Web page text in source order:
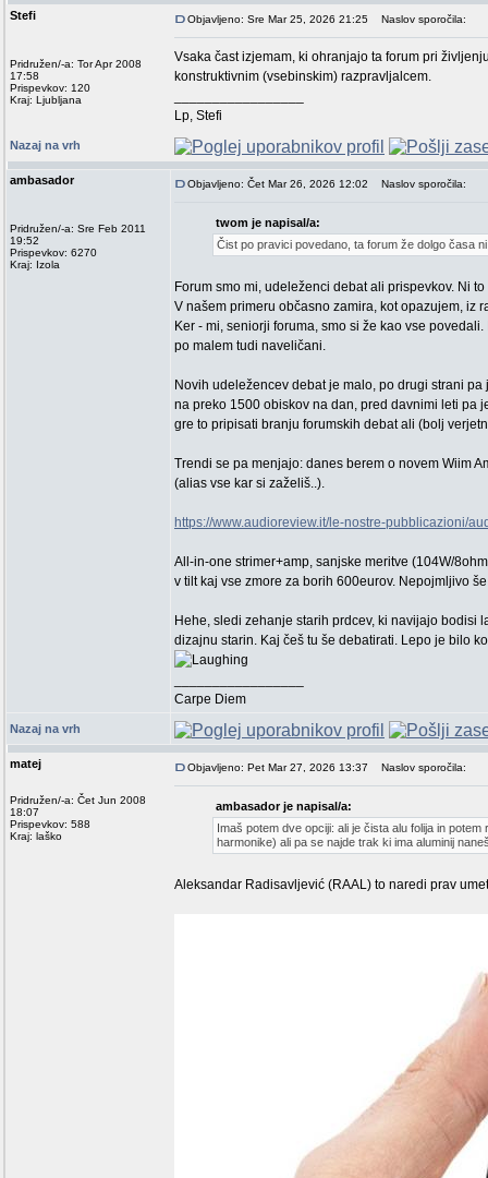
Stefi
Pridružen/-a: Tor Apr 2008
17:58
Prispevkov: 120
Kraj: Ljubljana
Objavljeno: Sre Mar 25, 2026 21:25 Naslov sporočila:
Vsaka čast izjemam, ki ohranjajo ta forum pri
konstruktivnim (vsebinskim) razpravljalcem.
Lp, Stefi
Nazaj na vrh
ambasador
Pridružen/-a: Sre Feb 2011
19:52
Prispevkov: 6270
Kraj: Izola
Objavljeno: Čet Mar 26, 2026 12:02 Naslov sporočila:
twom je napisal/a:
Čist po pravici povedano, ta forum že dolgo časa
Forum smo mi, udeleženci debat ali prispevkov. Ni
V našem primeru občasno zamira, kot opazujem, iz
Ker - mi, seniorji foruma, smo si že kao vse
po malem tudi naveličani.
Novih udeležencev debat je malo, po drugi strani
na preko 1500 obiskov na dan, pred davnimi leti pa
gre to pripisati branju forumskih debat ali (bolj
Trendi se pa menjajo: danes berem o novem Wiim
(alias vse kar si zaželiš..).
https://www.audioreview.it/le-nostre-pubblicazioni/
All-in-one strimer+amp, sanjske meritve (104W/
v tilt kaj vse zmore za borih 600eurov. Nepojmljivo
Hehe, sledi zehanje starih prdcev, ki navijajo bodisi
dizajnu starin. Kaj češ tu še debatirati. Lepo je bilo
Carpe Diem
Nazaj na vrh
matej
Pridružen/-a: Čet Jun 2008
18:07
Prispevkov: 588
Kraj: laško
Objavljeno: Pet Mar 27, 2026 13:37 Naslov sporočila:
ambasador je napisal/a:
Imaš potem dve opciji: ali je čista alu folija in
harmonike) ali pa se najde trak ki ima aluminij
Aleksandar Radisavljević (RAAL) to naredi prav